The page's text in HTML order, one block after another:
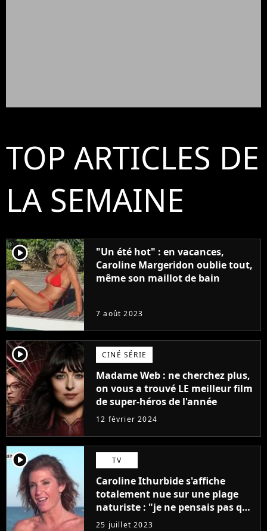
TOP ARTICLES DE
LA SEMAINE
player2
"Un été hot" : en vacances,
Caroline Margeridon oublie tout,
même son maillot de bain
7 août 2023
player2 CINÉ SÉRIE
Madame Web : ne cherchez plus,
on vous a trouvé LE meilleur film
de super-héros de l'année
12 février 2024
player2 TV
Caroline Ithurbide s'affiche
totalement nue sur une plage
naturiste : "je ne pensais pas que
j'arriverais à le faire..."
25 juillet 2023